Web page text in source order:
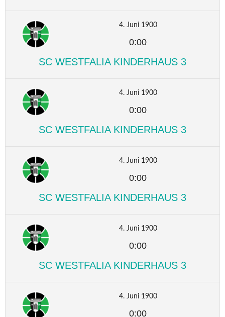
4. Juni 1900
0:00
SC WESTFALIA KINDERHAUS 3
4. Juni 1900
0:00
SC WESTFALIA KINDERHAUS 3
4. Juni 1900
0:00
SC WESTFALIA KINDERHAUS 3
4. Juni 1900
0:00
SC WESTFALIA KINDERHAUS 3
4. Juni 1900
0:00